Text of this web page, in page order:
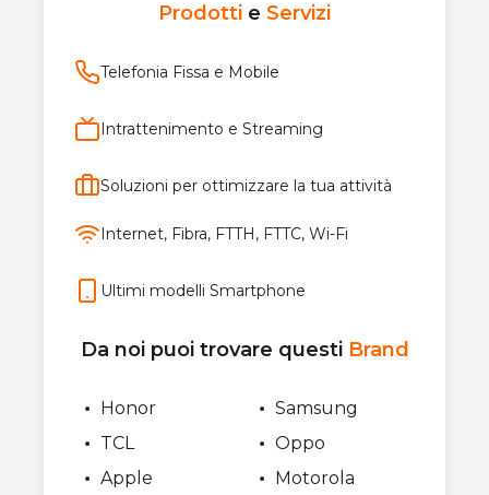
Prodotti e Servizi
Telefonia Fissa e Mobile
Intrattenimento e Streaming
Soluzioni per ottimizzare la tua attività
Internet, Fibra, FTTH, FTTC, Wi-Fi
Ultimi modelli Smartphone
Da noi puoi trovare questi Brand
Honor
TCL
Samsung
Oppo
Apple
Motorola